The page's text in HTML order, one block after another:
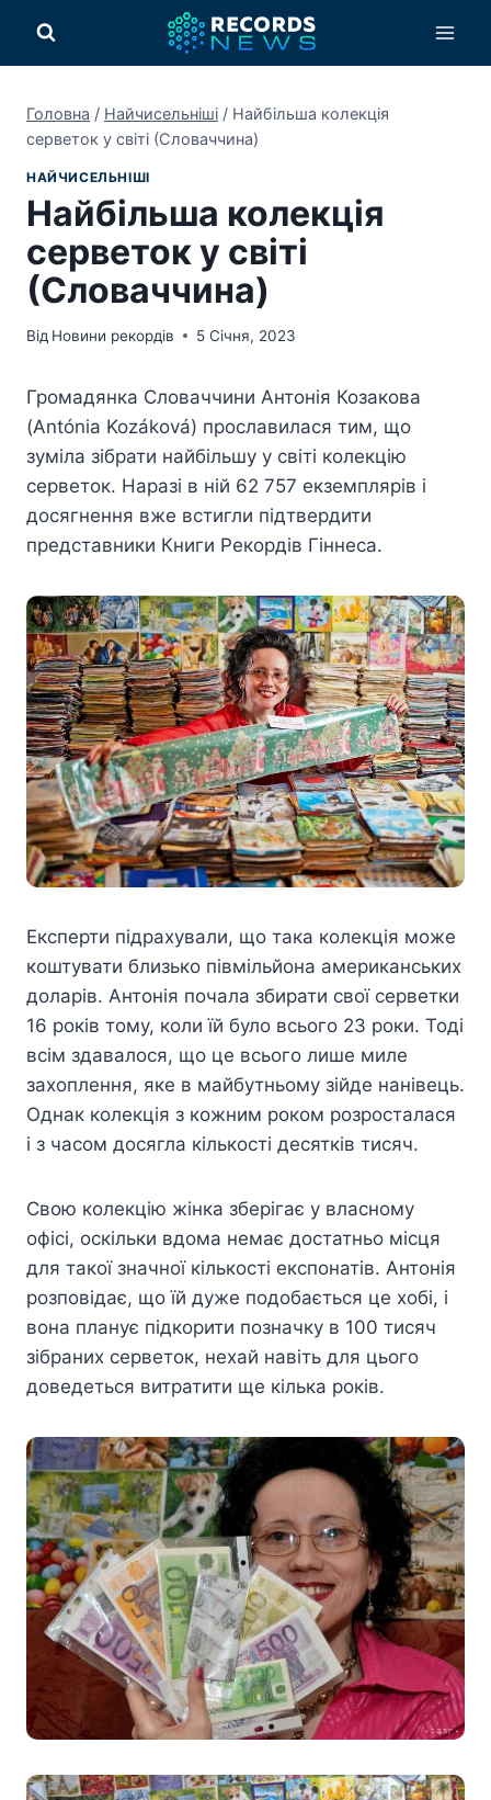
вмісту
Головна / Найчисельніші / Найбільша колекція
серветок у світі (Словаччина)
НАЙЧИСЕЛЬНІШІ
Найбільша колекція
серветок у світі
(Словаччина)
Від Новини рекордів 5 Січня, 2023
Громадянка Словаччини Антонія Козакова
(Antónia Kozáková) прославилася тим, що
зуміла зібрати найбільшу у світі колекцію
серветок. Наразі в ній 62 757 екземплярів і
досягнення вже встигли підтвердити
представники Книги Рекордів Гіннеса.
Експерти підрахували, що така колекція може
коштувати близько півмільйона американських
доларів. Антонія почала збирати свої серветки
16 років тому, коли їй було всього 23 роки. Тоді
всім здавалося, що це всього лише миле
захоплення, яке в майбутньому зійде нанівець.
Однак колекція з кожним роком розросталася
і з часом досягла кількості десятків тисяч.
Свою колекцію жінка зберігає у власному
офісі, оскільки вдома немає достатньо місця
для такої значної кількості експонатів. Антонія
розповідає, що їй дуже подобається це хобі, і
вона планує підкорити позначку в 100 тисяч
зібраних серветок, нехай навіть для цього
доведеться витратити ще кілька років.